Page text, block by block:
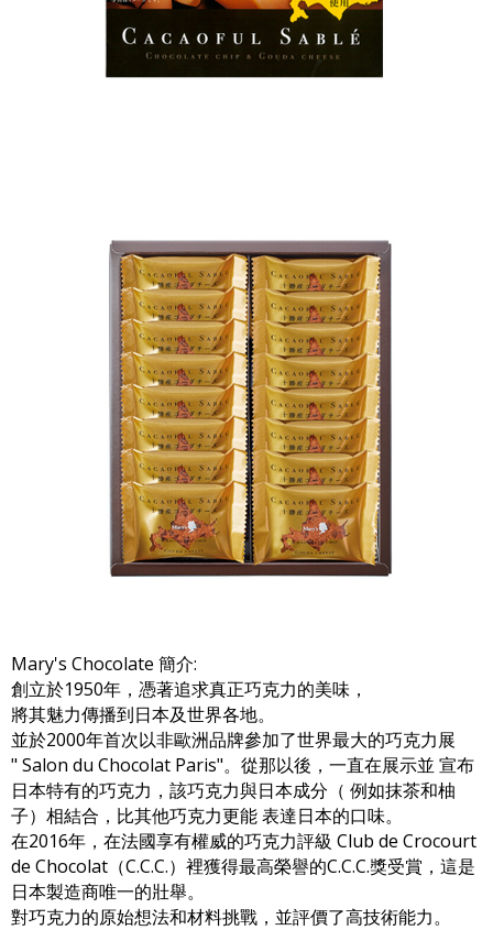
Mary's Chocolate 簡介:
創立於1950年，憑著追求真正巧克力的美味，
將其魅力傳播到日本及世界各地。
並於2000年首次以非歐洲品牌參加了世界最大的巧克力展
" Salon du Chocolat Paris"。從那以後，一直在展示並 宣布
日本特有的巧克力，該巧克力與日本成分（ 例如抹茶和柚
子）相結合，比其他巧克力更能 表達日本的口味。
在2016年，在法國享有權威的巧克力評級 Club de Crocourt
de Chocolat（C.C.C.）裡獲得最高榮譽的C.C.C.獎受賞，這是
日本製造商唯一的壯舉。
對巧克力的原始想法和材料挑戰，並評價了高技術能力。